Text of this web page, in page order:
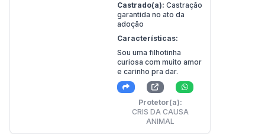
Castrado(a): Castração
garantida no ato da
adoção
Características:
Sou uma filhotinha
curiosa com muito amor
e carinho pra dar.
Protetor(a):
CRIS DA CAUSA
ANIMAL